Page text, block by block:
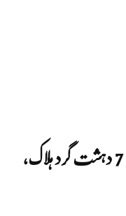
بلوچستان: سیکیورٹی فورسز کا آپریشن، 7 دہشت گرد ہلاک،